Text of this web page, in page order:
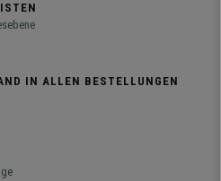
IN ALLEN BESTELLUNGEN